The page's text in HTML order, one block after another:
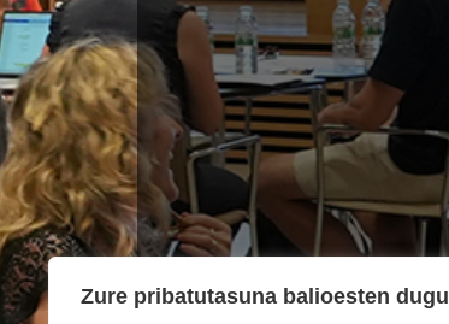
Zure pribatutasuna balioesten dugu